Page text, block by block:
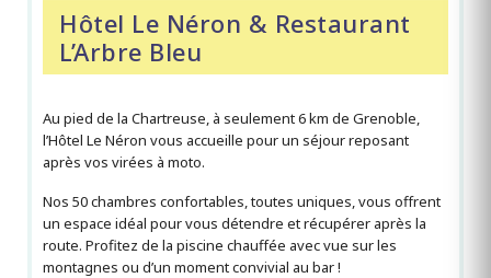
Hôtel Le Néron & Restaurant
L’Arbre Bleu
Au pied de la Chartreuse, à seulement 6 km de Grenoble,
l’Hôtel Le Néron vous accueille pour un séjour reposant
après vos virées à moto.
Nos 50 chambres confortables, toutes uniques, vous offrent
un espace idéal pour vous détendre et récupérer après la
route. Profitez de la piscine chauffée avec vue sur les
montagnes ou d’un moment convivial au bar !